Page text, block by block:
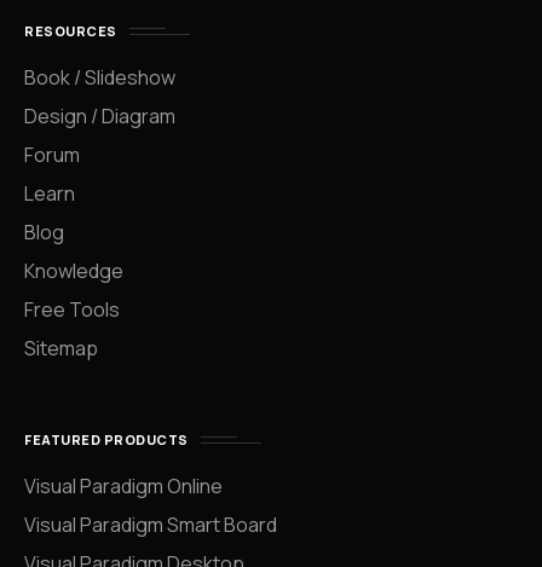
RESOURCES
Book / Slideshow
Design / Diagram
Forum
Learn
Blog
Knowledge
Free Tools
Sitemap
FEATURED PRODUCTS
Visual Paradigm Online
Visual Paradigm Smart Board